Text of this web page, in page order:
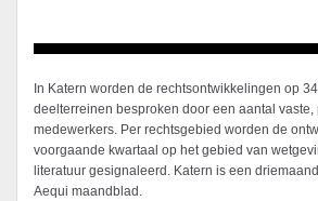
In Katern worden de rechtsontwikkelingen op
deelterreinen besproken door een aantal vaste,
medewerkers. Per rechtsgebied worden de
voorgaande kwartaal op het gebied van
literatuur gesignaleerd. Katern is een
Aequi maandblad.